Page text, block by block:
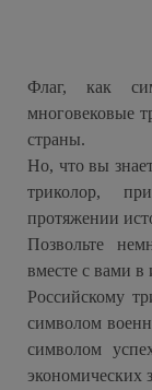
Флаг, как
многовековые
страны.
Но, что вы
триколор,
протяжении
Позвольте
вместе с вами
Российскому
символом
символом
экономических